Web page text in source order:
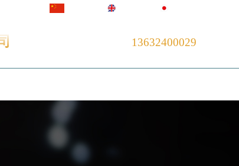
13632400029